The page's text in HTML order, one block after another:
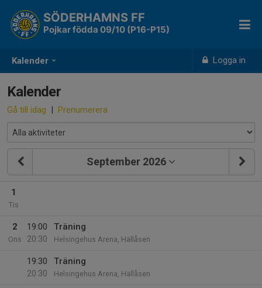
Kalender Logga in
SÖDERHAMNS FF
Pojkar födda 09/10 (P16-P15)
Kalender
Gå till idag | Prenumerera
September 2026
1
Tis
2
Ons
19:00
20:30
Träning
Helsingehus Arena, Hällåsen
19:30
20:30
Träning
Helsingehus Arena, Hällåsen